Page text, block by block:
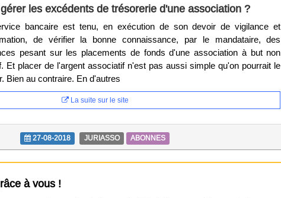
les excédents de trésorerie d'une association ?
bancaire est tenu, en exécution de son devoir de vigilance et
de vérifier la bonne connaissance, par le mandataire, des
pesant sur les placements de fonds d'une association à but non
Et placer de l'argent associatif n'est pas aussi simple qu'on pourrait le
Bien au contraire. En d'autres
La suite sur le site
27-08-2018 JURIASSO ABONNES
à vous !